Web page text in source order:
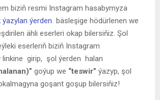
biziň resmi Instagram hasabymyza
ýazylan ýerden bäsleşige hödürlenen we
ähli eserleri okap bilersiňiz. Şol
eserleriň biziň Instagram
linkine girip, şol ýerden halan
goýup we “teswir” ýazyp, şol
goşant goşup bilersiňiz!